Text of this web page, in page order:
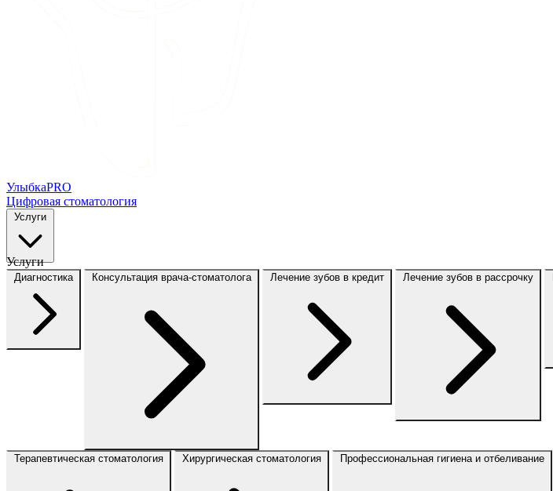
УлыбкаPRO
Цифровая стоматология
Услуги
Услуги
Диагностика Консультация врача-стоматолога Лечение зубов в кредит Лечение зубов в рассрочку
Терапевтическая стоматология Хирургическая стоматология Профессиональная гигиена и отбеливание